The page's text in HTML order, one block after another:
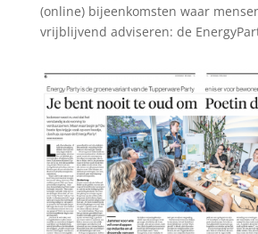
(online) bijeenkomsten waar
vrijblijvend adviseren: de